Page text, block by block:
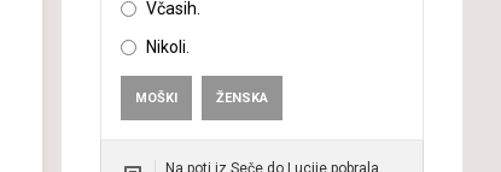
Včasih.
Nikoli.
MOŠKI ŽENSKA
Na poti iz Seče do Lucije pobrala